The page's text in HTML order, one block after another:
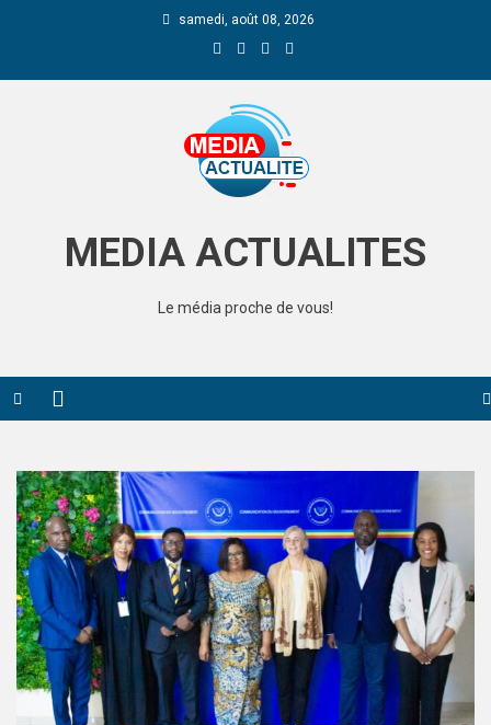
samedi, août 08, 2026
MEDIA ACTUALITES
Le média proche de vous!